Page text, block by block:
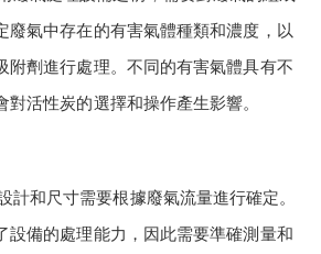
廢氣中存在的有害氣體種類和濃度，以
附劑進行處理。不同的有害氣體具有不
對活性炭的選擇和操作產生影響。
計和尺寸需要根據廢氣流量進行確定。
設備的處理能力，因此需要準確測量和